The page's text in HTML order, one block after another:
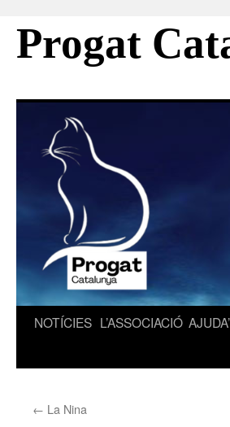
Progat
VésNOTÍCIES L’ASSOCIACIÓ
← La Nina